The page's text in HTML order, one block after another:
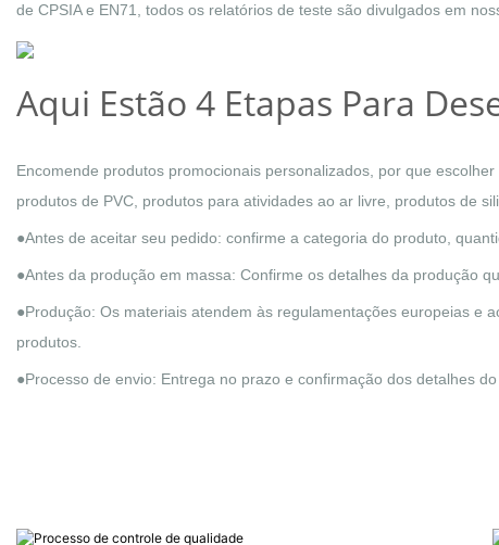
de CPSIA e EN71, todos os relatórios de teste são divulgados em
Aqui Estão 4 Etapas Para
Encomende produtos promocionais personalizados, por que
produtos de PVC, produtos para atividades ao ar livre, produtos de
●Antes de aceitar seu pedido: confirme a categoria do produto,
●Antes da produção em massa: Confirme os detalhes da produção
●Produção: Os materiais atendem às regulamentações europeias e
produtos.
●Processo de envio: Entrega no prazo e confirmação dos detalhes